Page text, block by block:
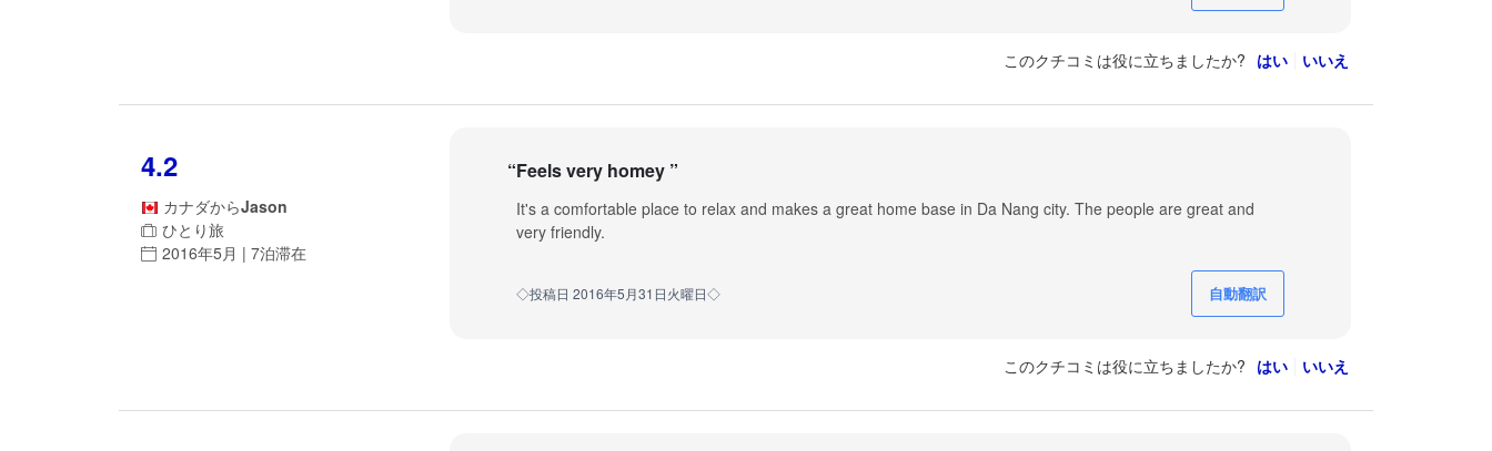
このクチコミは役に立ちましたか? はい いいえ
4.2
カナダからJason
ひとり旅
2016年5月 | 7泊滞在
“Feels very homey ”
It's a comfortable place to relax and makes a great home base in Da Nang city. The people are great and
very friendly.
◇投稿日 2016年5月31日火曜日◇ 自動翻訳
このクチコミは役に立ちましたか? はい いいえ